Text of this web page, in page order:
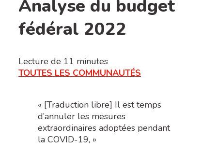
Analyse du budget
fédéral 2022
Lecture de 11 minutes
TOUTES LES COMMUNAUTÉS
« [Traduction libre] Il est temps
d’annuler les mesures
extraordinaires adoptées pendant
la COVID-19, »